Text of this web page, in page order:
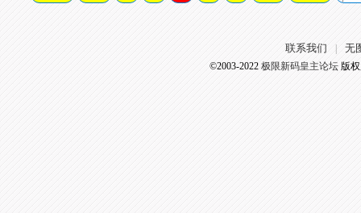
联系我们 无
©2003-2022 极限新码皇主论坛版权